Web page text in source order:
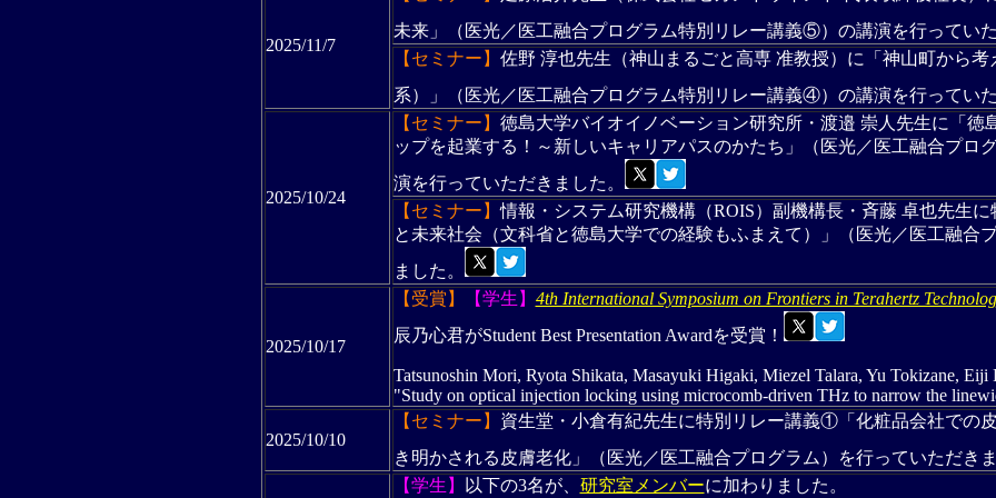
2025/11/7
未来」（医光／医工融合プログラム特別リレー講義⑤）の講演を行ってい
【セミナー】 佐野 淳也先生（神山まるごと高専 准教授）に「神山町から
系）」（医光／医工融合プログラム特別リレー講義④）の講演を行ってい
2025/10/24
【セミナー】 徳島大学バイオイノベーション研究所・渡邉 崇人先生に「徳
ップを起業する！～新しいキャリアパスのかたち」（医光／医工融合プロ
演を行っていただきました。
【セミナー】情報・システム研究機構（ROIS）副機構長・斉藤 卓也先生
と未来社会（文科省と徳島大学での経験もふまえて）」（医光／医工融合
ました。
2025/10/17
【受賞】 【学生】 4th International Symposium on Frontiers in Terahertz
辰乃心君がStudent Best Presentation Awardを受賞！
Tatsunoshin Mori, Ryota Shikata, Masayuki Higaki, Miezel Talara, Yu Tokizane, Eiji
"Study on optical injection locking using microcomb-driven THz to narrow the
2025/10/10
【セミナー】 資生堂・小倉有紀先生に特別リレー講義①「化粧品会社での
き明かされる皮膚老化」（医光／医工融合プログラム）を行っていただき
【学生】 以下の3名が、 研究室メンバーに加わりました。